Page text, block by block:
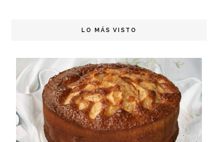
LO MÁS VISTO